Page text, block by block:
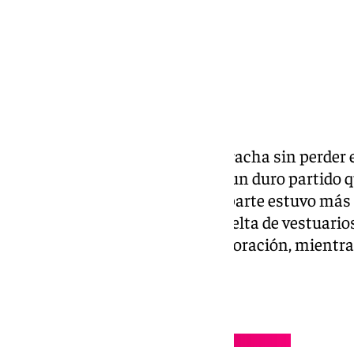
El Unicaja no pudo ampliar su racha sin perder
cayeron frente al Barcelona en un duro partido
finales del mismo. La segunda parte estuvo
la primera, especialmente la vuelta de
fueron los mejores con 15 de valoración,